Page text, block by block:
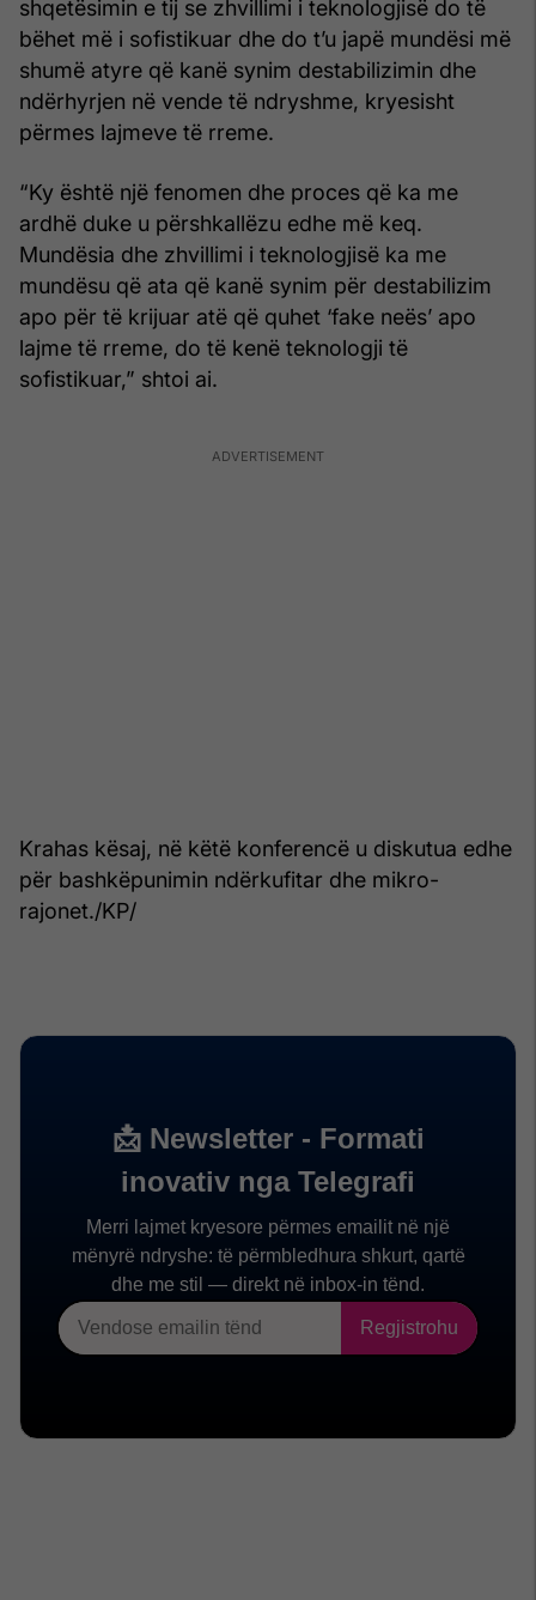
shqetësimin e tij se zhvillimi i teknologjisë do të
bëhet më i sofistikuar dhe do t’u japë mundësi më
shumë atyre që kanë synim destabilizimin dhe
ndërhyrjen në vende të ndryshme, kryesisht
përmes lajmeve të rreme.
“Ky është një fenomen dhe proces që ka me
ardhë duke u përshkallëzu edhe më keq.
Mundësia dhe zhvillimi i teknologjisë ka me
mundësu që ata që kanë synim për destabilizim
apo për të krijuar atë që quhet ‘fake neës’ apo
lajme të rreme, do të kenë teknologji të
sofistikuar,” shtoi ai.
Krahas kësaj, në këtë konferencë u diskutua edhe
për bashkëpunimin ndërkufitar dhe mikro-
rajonet./KP/